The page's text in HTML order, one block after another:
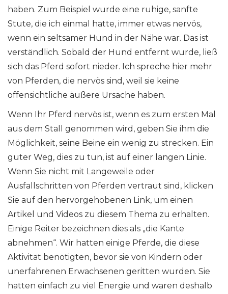
haben. Zum Beispiel wurde eine ruhige, sanfte
Stute, die ich einmal hatte, immer etwas nervös,
wenn ein seltsamer Hund in der Nähe war. Das ist
verständlich. Sobald der Hund entfernt wurde, ließ
sich das Pferd sofort nieder. Ich spreche hier mehr
von Pferden, die nervös sind, weil sie keine
offensichtliche äußere Ursache haben.
Wenn Ihr Pferd nervös ist, wenn es zum ersten Mal
aus dem Stall genommen wird, geben Sie ihm die
Möglichkeit, seine Beine ein wenig zu strecken. Ein
guter Weg, dies zu tun, ist auf einer langen Linie.
Wenn Sie nicht mit Langeweile oder
Ausfallschritten von Pferden vertraut sind, klicken
Sie auf den hervorgehobenen Link, um einen
Artikel und Videos zu diesem Thema zu erhalten.
Einige Reiter bezeichnen dies als „die Kante
abnehmen“. Wir hatten einige Pferde, die diese
Aktivität benötigten, bevor sie von Kindern oder
unerfahrenen Erwachsenen geritten wurden. Sie
hatten einfach zu viel Energie und waren deshalb